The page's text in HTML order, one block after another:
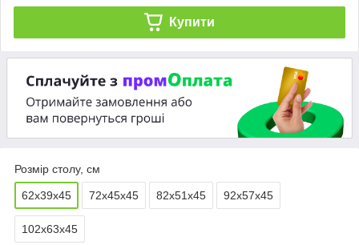
Купити
Розмір столу, см
62х39х45 72х45х45 82х51х45 92х57х45
102х63х45